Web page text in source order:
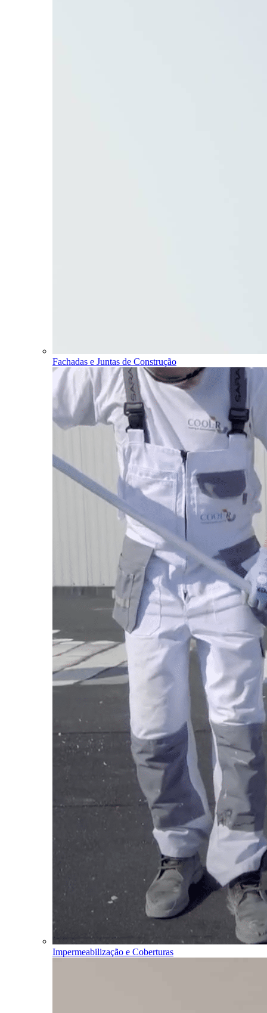
Fachadas e Juntas de Construção
Impermeabilização e Coberturas